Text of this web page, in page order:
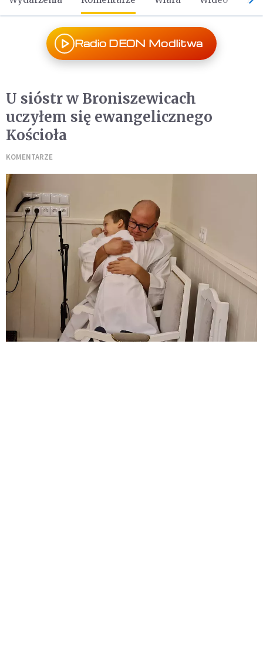
Radio DEON Modlitwa
U sióstr w Broniszewicach
uczyłem się ewangelicznego
Kościoła
KOMENTARZE